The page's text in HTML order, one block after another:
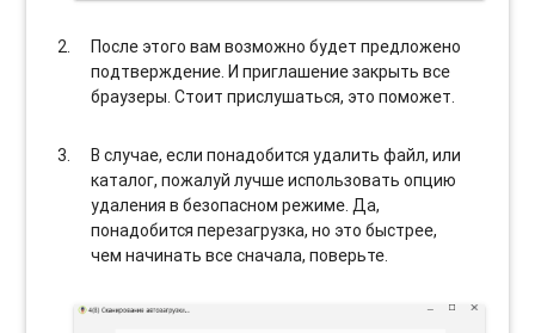
После этого вам возможно будет предложено
подтверждение. И приглашение закрыть все
браузеры. Стоит прислушаться, это поможет.
В случае, если понадобится удалить файл, или
каталог, пожалуй лучше использовать опцию
удаления в безопасном режиме. Да,
понадобится перезагрузка, но это быстрее,
чем начинать все сначала, поверьте.